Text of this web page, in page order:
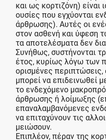
και ως κορτιζόνη) είναι
ουσίες που εγχύονται
άρθρωσης). Αυτές οι
στον ασθενή και ύφεση
τα αποτελέσματα δεν
Συνήθως, συστήνονται
έτος, κυρίως λόγω των
ορισμένες περιπτώσεις,
μπορεί να επιδεινωθεί
το ενδεχόμενο
άρθρωσης ή λοίμωξης
επαναλαμβανόμενες
να επιταχύνουν τις
μειώσουν.
Επιπλέον, πέραν της